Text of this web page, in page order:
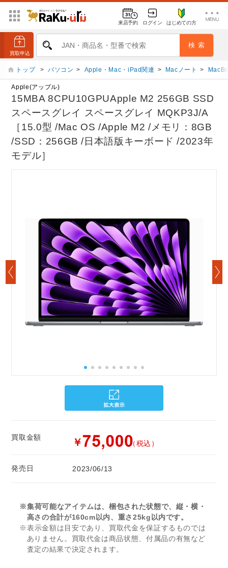
来店予約 ログイン はじめての方
トップ > パソコン > Apple・Mac・iPad関連 > Macノート >
Apple(アップル)
15MBA 8CPU10GPUApple M2 256GB SSD
スペースグレイ スペースグレイ MQKP3J/A
［15.0型 /Mac OS /Apple M2 /メモリ：8GB
/SSD：256GB /日本語版キーボード /2023年
モデル］
買取金額 ￥ （税込）
発売日 2023/06/13
※集荷可能なアイテムは、梱包された状態で、縦・横・
高さの合計が160cm以内、重さ25kg以内です。
※表示金額は目安であり、買取代金を保証するものでは
ありません。買取代金は商品状態、付属品の有無など
査定の結果で決定されます。